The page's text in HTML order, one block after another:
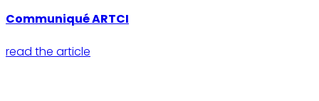
Communiqué ARTCI
read the article